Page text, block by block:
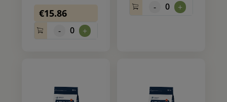
€15.86
- 0 +
- 0 +